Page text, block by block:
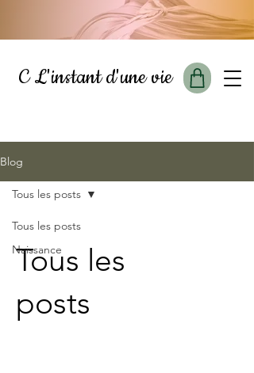
C L'instant d'une vie
Blog
Tous les posts
Naissance
Tous les posts
Tous les
posts